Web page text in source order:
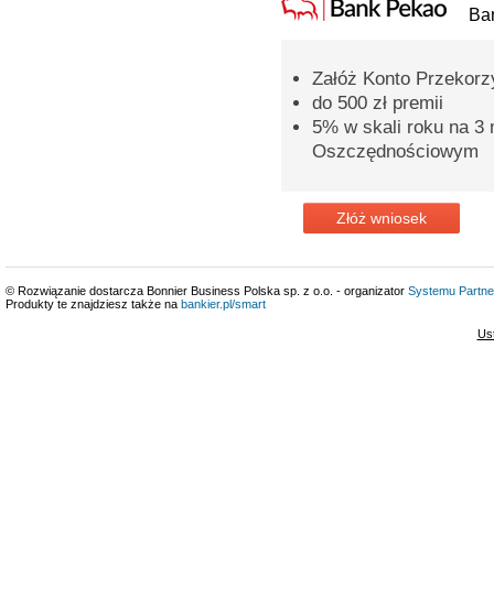
Załóż Konto
do 500 zł premii
5% w skali roku na 3
Oszczędnościowym
Złóż wniosek
© Rozwiązanie dostarcza Bonnier Business Polska sp. z o.o. - organizator Systemu
Produkty te znajdziesz także na bankier.pl/smart